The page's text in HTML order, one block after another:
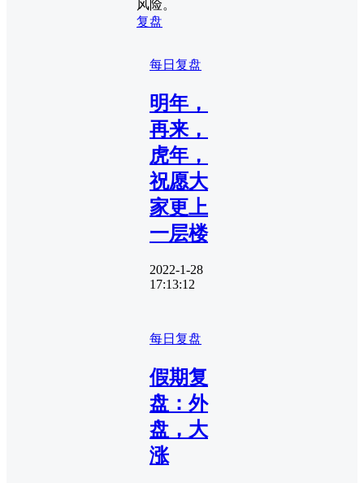
风险。
复盘
每日复盘
明年，
再来，
虎年，
祝愿大
家更上
一层楼
2022-1-28
17:13:12
每日复盘
假期复
盘：外
盘，大
涨